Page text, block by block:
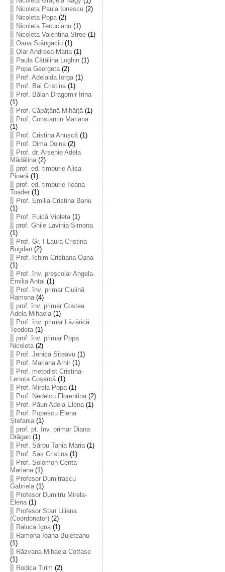
Nicoleta Paula Ionescu(2)
Nicoleta Popa(2)
Nicoleta Tecucianu(1)
Nicoleta-Valentina Stroe(1)
Oana Stângaciu(1)
Olar Andreea-Maria(1)
Paula Cătălina Loghin(1)
Popa Georgeta(2)
Prof. Adelaida Iorga(1)
Prof. Bal Cristina(1)
Prof. Bălan Dragomir Irina
(1)
Prof. Căpățână Mihăiță(1)
Prof. Constantin Mariana
(1)
Prof. Cristina Anușcă(1)
Prof. Dima Doina(2)
Prof. dr. Arsenie Adela
Mădălina(2)
prof. ed. timpurie Alisa
Pioară(1)
prof. ed. timpurie Ileana
Toader(1)
Prof. Emilia-Cristina Banu
(1)
Prof. Fuică Violeta(1)
prof. Ghile Lavinia-Simona
(1)
Prof. Gr. I Laura Cristina
Bogdan(2)
Prof. Ichim Cristiana Oana
(1)
Prof. înv. preșcolar Angela-
Emilia Antal (1)
Prof. înv. primar Ciulină
Ramona(4)
prof. înv. primar Costea
Adela-Mihaela(1)
Prof. înv. primar Lăzărică
Teodora(1)
prof. înv. primar Popa
Nicoleta(2)
Prof. Jenica Siteavu(1)
Prof. Mariana Arhir(1)
Prof. metodist Cristina-
Lenuța Coșarcă(1)
Prof. Mirela Popa(1)
Prof. Nedelcu Florentina(2)
Prof. Păun Adela Elena(1)
Prof. Popescu Elena
Ștefania(1)
prof. pt. înv. primar Diana
Drăgan(1)
Prof. Sârbu Tania Maria(1)
Prof. Sas Cristina(1)
Prof. Solomon Centa-
Mariana(1)
Profesor Dumitrașcu
Gabriela(1)
Profesor Dumitru Mirela-
Elena(1)
Profesor Stan Liliana
(Coordonator)(2)
Raluca Igna(1)
Ramona-Ioana Buleteanu
(1)
Răzvana Mihaela Cotfase
(1)
Rodica Tirim (2)